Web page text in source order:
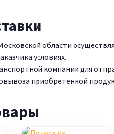
области
условиях.
компании для
приобретенной